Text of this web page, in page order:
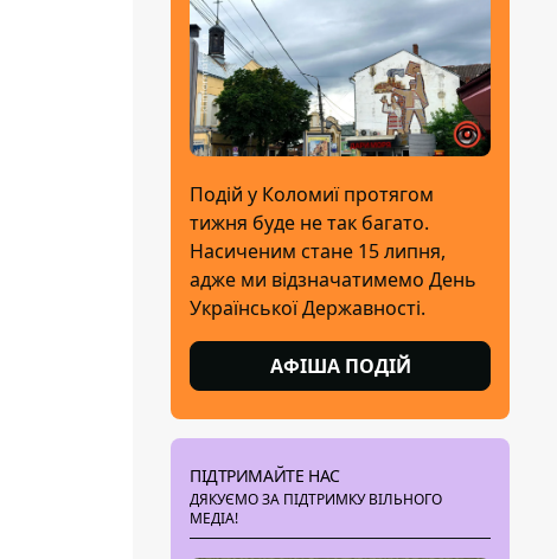
Подій у Коломиї протягом
тижня буде не так багато.
Насиченим стане 15 липня,
адже ми відзначатимемо День
Української Державності.
АФІША ПОДІЙ
ПІДТРИМАЙТЕ НАС
ДЯКУЄМО ЗА ПІДТРИМКУ ВІЛЬНОГО
МЕДІА!